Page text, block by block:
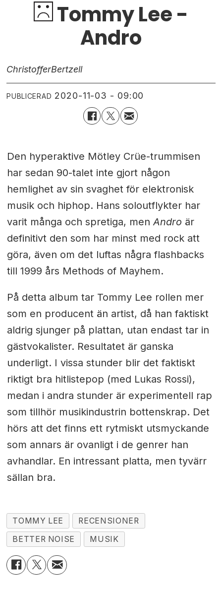
Tommy Lee -
Andro
ChristofferBertzell
PUBLICERAD 2020-11-03 - 09:00
Den hyperaktive Mötley Crüe-trummisen
har sedan 90-talet inte gjort någon
hemlighet av sin svaghet för elektronisk
musik och hiphop. Hans soloutflykter har
varit många och spretiga, menAndro är
definitivt den som har minst med rock att
göra, även om det luftas några flashbacks
till 1999 års Methods of Mayhem.
På detta album tar Tommy Lee rollen mer
som en producent än artist, då han faktiskt
aldrig sjunger på plattan, utan endast tar in
gästvokalister. Resultatet är ganska
underligt. I vissa stunder blir det faktiskt
riktigt bra hitlistepop (med Lukas Rossi),
medan i andra stunder är experimentell rap
som tillhör musikindustrin bottenskrap. Det
hörs att det finns ett rytmiskt utsmyckande
som annars är ovanligt i de genrer han
avhandlar. En intressant platta, men tyvärr
sällan bra.
TOMMY LEE
RECENSIONER
BETTER NOISE
MUSIK